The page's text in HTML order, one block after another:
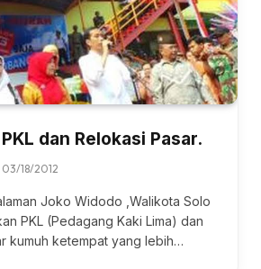
dan Relokasi Pasar.
03/18/2012
Joko Widodo ,Walikota Solo
PKL (Pedagang Kaki Lima) dan
kumuh ketempat yang lebih…